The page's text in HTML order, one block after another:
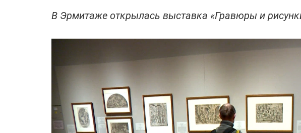
В Эрмитаже открылась выставка «Гравюры и